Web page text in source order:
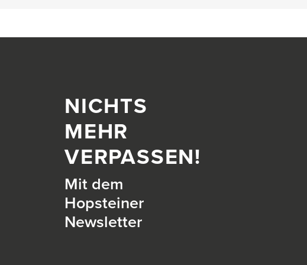
NICHTS
MEHR
VERPASSEN!
Mit dem
Hopsteiner
Newsletter